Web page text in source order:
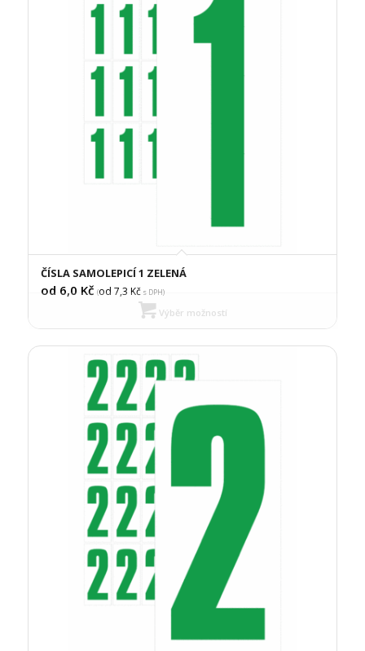
ČÍSLA SAMOLEPICÍ 1 ZELENÁ
od 6,0 Kč (od 7,3 Kčs DPH)
Výběr možností